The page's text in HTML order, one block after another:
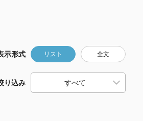
示形式 リスト 全文
り込み